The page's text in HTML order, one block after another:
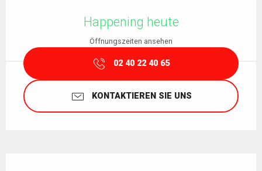
Happening heute
Öffnungszeiten ansehen
02 40 22 40 65
KONTAKTIEREN SIE UNS